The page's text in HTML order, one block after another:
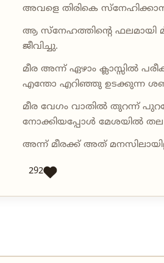
അവളെ തിരികെ
ആ സ്നേഹത്തിന്റെ ഫലമായി
ജീവിച്ചു.
മീര അന്ന് ഏഴാം ക്ലാസ്സിൽ
എന്തോ എറിഞ്ഞു ഉടക്കുന്ന
മീര വേഗം വാതിൽ തുറന്ന്
നോക്കിയപ്പോൾ മേശയിൽ
അന്ന് മീരക്ക് അത്‌
292